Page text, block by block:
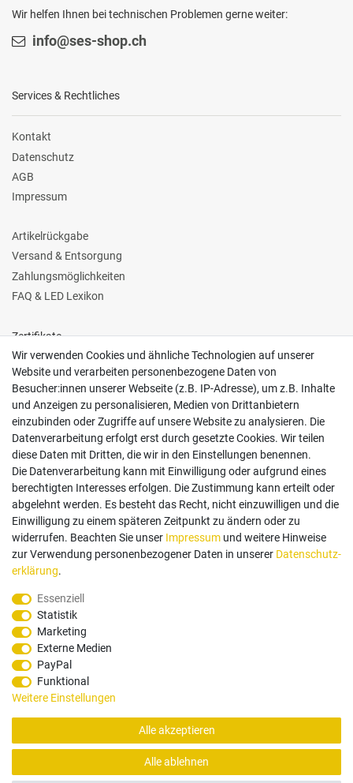
Wir helfen Ihnen bei technischen Problemen gerne weiter:
info@ses-shop.ch
Services & Rechtliches
Kontakt
Datenschutz
AGB
Impressum
Artikelrückgabe
Versand & Entsorgung
Zahlungsmöglichkeiten
FAQ & LED Lexikon
Zertifikate
Zahlungsarten
Paypal
Versand Dienstleister
© Copyright 2026 Santec Systems AG
Wir verwenden Cookies und ähnliche Technologien auf unserer
Website und verarbeiten personenbezogene Daten von
Besucher:innen unserer Webseite (z.B. IP-Adresse), um z.B. Inhalte
und Anzeigen zu personalisieren, Medien von Drittanbietern
einzubinden oder Zugriffe auf unsere Website zu analysieren. Die
Datenverarbeitung erfolgt erst durch gesetzte Cookies. Wir teilen
diese Daten mit Dritten, die wir in den Einstellungen benennen.
Die Datenverarbeitung kann mit Einwilligung oder aufgrund eines
berechtigten Interesses erfolgen. Die Zustimmung kann erteilt oder
abgelehnt werden. Es besteht das Recht, nicht einzuwilligen und die
Einwilligung zu einem späteren Zeitpunkt zu ändern oder zu
widerrufen. Beachten Sie unser Impressum und weitere Hinweise
zur Verwendung personenbezogener Daten in unserer Daten­schutz­
erklärung.
Essenziell
Statistik
Marketing
Externe Medien
PayPal
Funktional
Weitere Einstellungen
Alle akzeptieren
Alle ablehnen